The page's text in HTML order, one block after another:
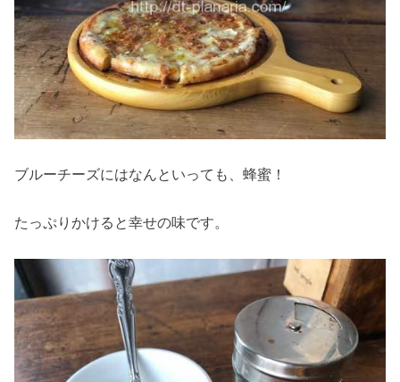
ブルーチーズにはなんといっても、蜂蜜！
たっぷりかけると幸せの味です。